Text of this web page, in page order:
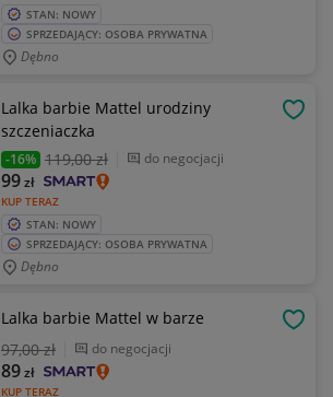
STAN: NOWY
SPRZEDAJĄCY: OSOBA PRYWATNA
Dębno
Lalka barbie Mattel urodziny
szczeniaczka
-16% 119,00 zł do negocjacji
KUP TERAZ
99zł
STAN: NOWY
SPRZEDAJĄCY: OSOBA PRYWATNA
Dębno
Lalka barbie Mattel w barze
97,00 zł do negocjacji
KUP TERAZ
89zł